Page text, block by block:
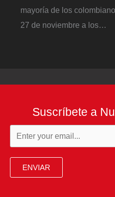
mayoría de los
27 de noviembre a los…
Suscríbete a
ENVIAR